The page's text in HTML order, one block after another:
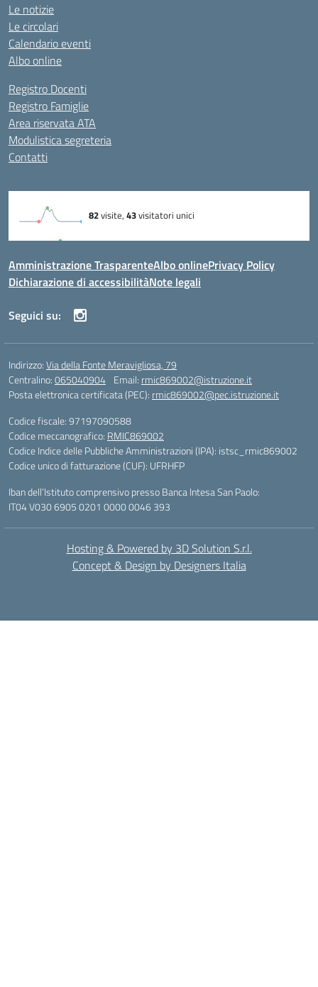
Le notizie
Le circolari
Calendario eventi
Albo online
Registro Docenti
Registro Famiglie
Area riservata ATA
Modulistica segreteria
Contatti
Amministrazione TrasparenteAlbo onlinePrivacy Policy
Dichiarazione di accessibilitàNote legali
Seguici su:
Indirizzo:Via della Fonte Meravigliosa, 79
Centralino:065040904 Email: rmic869002@istruzione.it
Posta elettronica certificata (PEC): rmic869002@pec.istruzione.it
Codice fiscale: 97197090588
Codice meccanografico: RMIC869002
Codice Indice delle Pubbliche Amministrazioni (IPA): istsc_rmic869002
Codice unico di fatturazione (CUF): UFRHFP
Iban dell’Istituto comprensivo presso Banca Intesa San Paolo:
IT04 V030 6905 0201 0000 0046 393
Hosting & Powered by 3D Solution S.r.l.
Concept & Design by Designers Italia